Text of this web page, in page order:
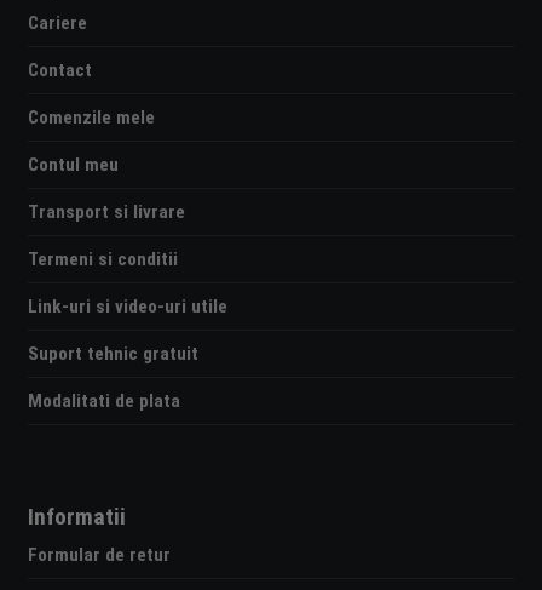
Cariere
Contact
Comenzile mele
Contul meu
Transport si livrare
Termeni si conditii
Link-uri si video-uri utile
Suport tehnic gratuit
Modalitati de plata
Informatii
Formular de retur